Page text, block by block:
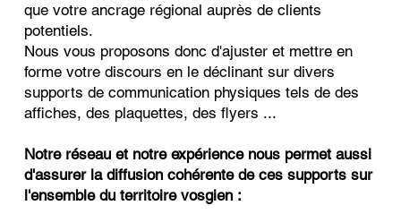
que votre ancrage régional auprès de clients
potentiels.
Nous vous proposons donc d'ajuster et mettre en
forme votre discours en le déclinant sur divers
supports de communication physiques tels de des
affiches, des plaquettes, des flyers ...
Notre réseau et notre expérience nous permet aussi
d'assurer la diffusion cohérente de ces supports sur
l'ensemble du territoire vosgien :